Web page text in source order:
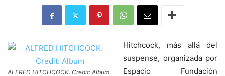
ALFRED HITCHCOCK. Credit: Album
Hitchcock, más allá del
suspense, organizada por
Espacio Fundación